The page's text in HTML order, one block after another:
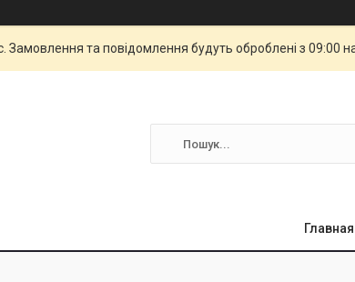
Замовлення та повідомлення будуть оброблені з 09:00
Главная